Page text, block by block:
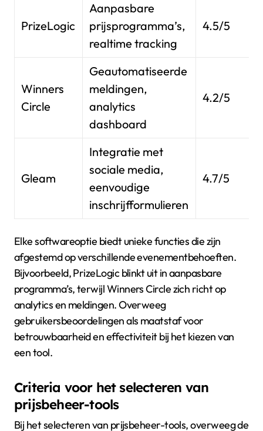
PrizeLogic
Aanpasbare
prijsprogramma’s,
realtime tracking
4.5/5
Winners
Circle
Geautomatiseerde
meldingen,
analytics
dashboard
4.2/5
Gleam
Integratie met
sociale media,
eenvoudige
inschrijfformulieren
4.7/5
Elke softwareoptie biedt unieke functies die zijn
afgestemd op verschillende evenementbehoeften.
Bijvoorbeeld, PrizeLogic blinkt uit in aanpasbare
programma’s, terwijl Winners Circle zich richt op
analytics en meldingen. Overweeg
gebruikersbeoordelingen als maatstaf voor
betrouwbaarheid en effectiviteit bij het kiezen van
een tool.
Criteria voor het selecteren van
prijsbeheer-tools
Bij het selecteren van prijsbeheer-tools, overweeg de